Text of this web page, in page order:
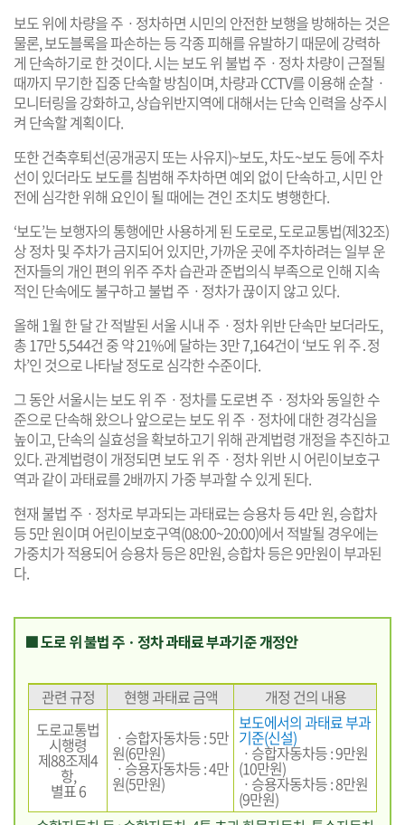
보도 위에 차량을 주ㆍ정차하면 시민의 안전한 보행을 방해하는 것은
물론, 보도블록을 파손하는 등 각종 피해를 유발하기 때문에 강력하
게 단속하기로 한 것이다. 시는 보도 위 불법 주ㆍ정차 차량이 근절될
때까지 무기한 집중 단속할 방침이며, 차량과 CCTV를 이용해 순찰ㆍ
모니터링을 강화하고, 상습위반지역에 대해서는 단속 인력을 상주시
켜 단속할 계획이다.
또한 건축후퇴선(공개공지 또는 사유지)~보도, 차도~보도 등에 주차
선이 있더라도 보도를 침범해 주차하면 예외 없이 단속하고, 시민 안
전에 심각한 위해 요인이 될 때에는 견인 조치도 병행한다.
‘보도’는 보행자의 통행에만 사용하게 된 도로로, 도로교통법(제32조)
상 정차 및 주차가 금지되어 있지만, 가까운 곳에 주차하려는 일부 운
전자들의 개인 편의 위주 주차 습관과 준법의식 부족으로 인해 지속
적인 단속에도 불구하고 불법 주ㆍ정차가 끊이지 않고 있다.
올해 1월 한 달 간 적발된 서울 시내 주ㆍ정차 위반 단속만 보더라도,
총 17만 5,544건 중 약 21%에 달하는 3만 7,164건이 ‘보도 위 주․정
차’인 것으로 나타날 정도로 심각한 수준이다.
그 동안 서울시는 보도 위 주ㆍ정차를 도로변 주ㆍ정차와 동일한 수
준으로 단속해 왔으나 앞으로는 보도 위 주ㆍ정차에 대한 경각심을
높이고, 단속의 실효성을 확보하고기 위해 관계법령 개정을 추진하고
있다. 관계법령이 개정되면 보도 위 주ㆍ정차 위반 시 어린이보호구
역과 같이 과태료를 2배까지 가중 부과할 수 있게 된다.
현재 불법 주ㆍ정차로 부과되는 과태료는 승용차 등 4만 원, 승합차
등 5만 원이며 어린이보호구역(08:00~20:00)에서 적발될 경우에는
가중치가 적용되어 승용차 등은 8만원, 승합차 등은 9만원이 부과된
다.
■ 도로 위 불법 주ㆍ정차 과태료 부과기준 개정안
관련 규정 현행 과태료 금액
개정 건의 내용
도로교통법
시행령
제88조제4
항,
별표 6
ㆍ승합자동차등 : 5만
원(6만원)
ㆍ승용자동차등 : 4만
원(5만원)
보도에서의 과태료 부과
기준(신설)
ㆍ승합자동차등 : 9만원
(10만원)
ㆍ승용자동차등 : 8만원
(9만원)